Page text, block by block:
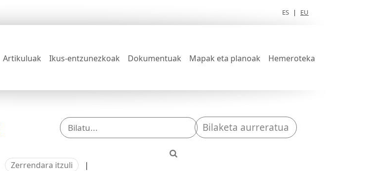
ES | EU
Artikuluak Ikus-entzunezkoak Dokumentuak Mapak eta planoak Hemeroteka
Bilaketa aurreratua
Zerrendara itzuli |